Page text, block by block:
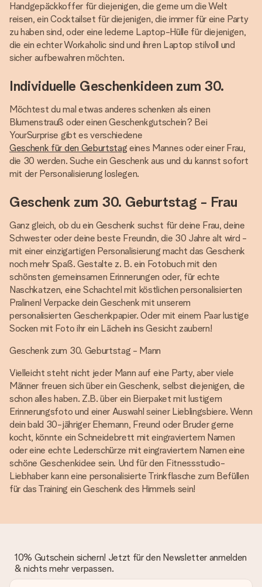
Handgepäckkoffer für diejenigen, die gerne um die Welt
reisen, ein Cocktailset für diejenigen, die immer für eine Party
zu haben sind, oder eine lederne Laptop-Hülle für diejenigen,
die ein echter Workaholic sind und ihren Laptop stilvoll und
sicher aufbewahren möchten.
Individuelle Geschenkideen zum 30.
Möchtest du mal etwas anderes schenken als einen
Blumenstrauß oder einen Geschenkgutschein? Bei
YourSurprise gibt es verschiedene
Geschenk für den Geburtstag eines Mannes oder einer Frau,
die 30 werden. Suche ein Geschenk aus und du kannst sofort
mit der Personalisierung loslegen.
Geschenk zum 30. Geburtstag - Frau
Ganz gleich, ob du ein Geschenk suchst für deine Frau, deine
Schwester oder deine beste Freundin, die 30 Jahre alt wird -
mit einer einzigartigen Personalisierung macht das Geschenk
noch mehr Spaß. Gestalte z. B. ein Fotobuch mit den
schönsten gemeinsamen Erinnerungen oder, für echte
Naschkatzen, eine Schachtel mit köstlichen personalisierten
Pralinen! Verpacke dein Geschenk mit unserem
personalisierten Geschenkpapier. Oder mit einem Paar lustige
Socken mit Foto ihr ein Lächeln ins Gesicht zaubern!
Geschenk zum 30. Geburtstag - Mann
Vielleicht steht nicht jeder Mann auf eine Party, aber viele
Männer freuen sich über ein Geschenk, selbst diejenigen, die
schon alles haben. Z.B. über ein Bierpaket mit lustigem
Erinnerungsfoto und einer Auswahl seiner Lieblingsbiere. Wenn
dein bald 30-jähriger Ehemann, Freund oder Bruder gerne
kocht, könnte ein Schneidebrett mit eingraviertem Namen
oder eine echte Lederschürze mit eingraviertem Namen eine
schöne Geschenkidee sein. Und für den Fitnessstudio-
Liebhaber kann eine personalisierte Trinkflasche zum Befüllen
für das Training ein Geschenk des Himmels sein!
10% Gutschein sichern! Jetzt für den Newsletter anmelden
& nichts mehr verpassen.